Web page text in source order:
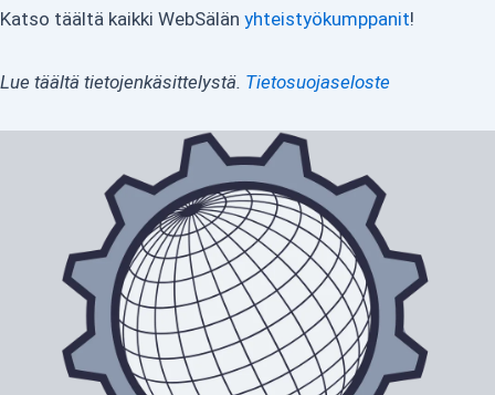
Katso täältä kaikki WebSälän yhteistyökumppanit!
Lue täältä tietojenkäsittelystä. Tietosuojaseloste